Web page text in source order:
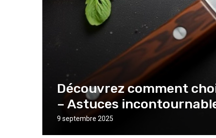
Découvrez comment
– Astuces
9 septembre 2025